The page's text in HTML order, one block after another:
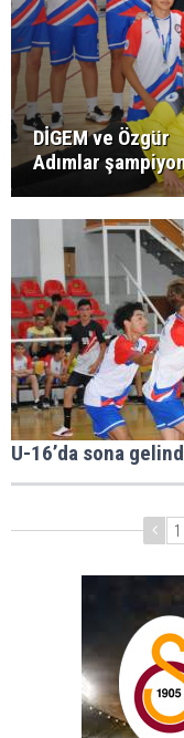
DİGEM ve Özgür
Adımlar
U-16’da sona
1